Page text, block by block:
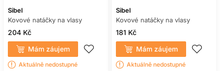
Sibel
Kovové natáčky na vlasy
204 Kč
Mám záujem
Aktuálně nedostupné
Sibel
Kovové natáčky na vlasy
181 Kč
Mám záujem
Aktuálně nedostupné